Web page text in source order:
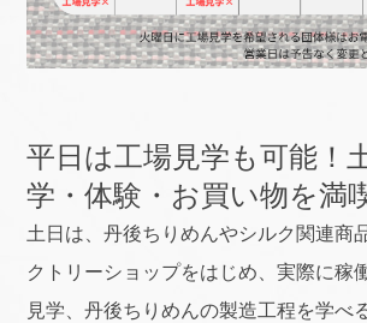
平日は工場見学も可能！
学・体験・お買い物を満
土日は、丹後ちりめんやシルク関連商
クトリーショップをはじめ、実際に稼
見学、丹後ちりめんの製造工程を学べ